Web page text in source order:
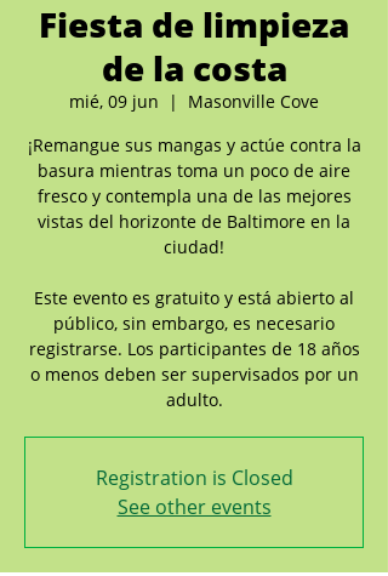
Fiesta de limpieza
de la costa
mié, 09 jun
  |
Masonville Cove
¡Remangue sus mangas y actúe contra la
basura mientras toma un poco de aire
fresco y contempla una de las mejores
vistas del horizonte de Baltimore en la
ciudad!
Este evento es gratuito y está abierto al
público, sin embargo, es necesario
registrarse. Los participantes de 18 años
o menos deben ser supervisados por un
Registration is Closed
See other events